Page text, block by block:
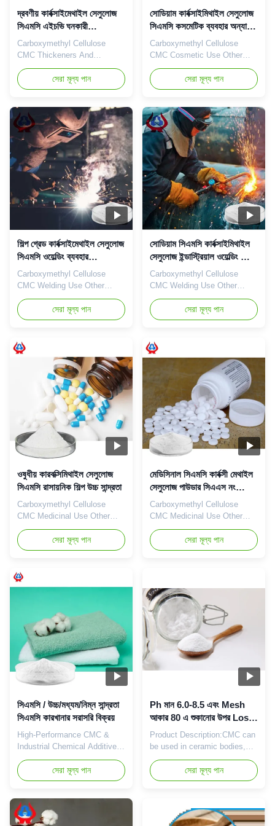
দ্রবণীয় কার্বক্সাইমেথাইল সেলুলোজ
সিএমসি এইচভি ঘনকারী
স্থিতিস্থাপক
Carboxymethyl Cellulose
CMC Thickeners And
Stabilizers High Purity And
Active Matter What is CMC?
CMC is a water soluble
high commercial value
because it • Reduces fluidity
of water, • Keeps the solids
as suspension in aqueous
environment, • Is humectant,
• Forms film...
সেরা মূল্য পান
সোডিয়াম কার্বক্সাইমিথাইল সেলুলোজ
সিএমসি কসমেটিক ব্যবহার অন্যান্য
শিল্প গ্রেড
Carboxymethyl Cellulose
CMC Cosmetic Use Other
Industrial Grade Our
advantages: Dongying
Linguang New Materials
located in Dongying City,
Shandong Province (now the
Yellow River Delta Agricultural
High-tech Industrial
Demonstration Zone), a
central city in the Yellow River
...
সেরা মূল্য পান
শিল্প গ্রেড কার্বক্সাইমেথাইল সেলুলোজ
সিএমসি ওয়েল্ডিং ব্যবহার
ISO9001
Carboxymethyl Cellulose
CMC Welding Use Other
Industrial Grade Our
advantages: Qingdao
Linguang Biotechnology Co.,
It is a high-tech enterprise
specializing in the research
and development, production,
sales and service of sodium
carboxymethylcellulose
(CMC) and ...
সেরা মূল্য পান
সোডিয়াম সিএমসি কার্বক্সাইমিথাইল
সেলুলোজ ইন্ডাস্ট্রিয়াল ওয়েল্ডিং গ্রেড
সিএমসি
Carboxymethyl Cellulose
CMC Welding Use Other
Industrial Grade Our
advantages: The "Linguang"
brand CMC independently
with high viscosity, high
degree of substitution and
high mesh permeability has
become a well-known brand in
domestic and foreign markets.
The product uses ...
সেরা মূল্য পান
ওষুধীয় কারবক্সিমিথাইল সেলুলোজ
সিএমসি রাসায়নিক শিল্প উচ্চ সান্দ্রতা
Carboxymethyl Cellulose
CMC Medicinal Use Other
Industrial Grade Our
advantages: Qingdao
Linguang Biotechnology Co.,
It is a high-tech enterprise
specializing in the research
sales and service of sodium
carboxymethylcellulose
(CMC) and ...
সেরা মূল্য পান
মেডিসিনাল সিএমসি কার্বক্সী মেথাইল
সেলুলোজ পাউডার সিএএস নং
৯০০৪-৪২-৪
Carboxymethyl Cellulose
CMC Medicinal Use Other
Industrial Grade Our
advantages: 1. Professional
R&D center with strong
research of various cellulase
products with an annual
output of 20,000 tons of
sodium
carboxymethylcellulose
(CMC). 2. Strictly ...
সেরা মূল্য পান
সিএমসি / উচ্চ/মধ্যম/নিম্ন সান্দ্রতা
সিএমসি কারখানার সরাসরি বিক্রয়
High-Performance CMC &
Industrial Chemical Additives
Our Sodium Carboxymethyl
Cellulose (CMC) and
specialized chemical
rheological control, thickening,
and stabilizing solutions for
সেরা মূল্য পান
Ph মান 6.0-8.5 এবং Mesh
আকার 80 এ শুকানোর উপর Loss
সঙ্গে সর্বোত্তম শুকানোর কর্মক্ষমতা
Product Description:CMC can
be used in ceramic bodies,
glazes and flower glazes. The
use of CMC in ceramic green
body can increase the
increase the flexural strength
সেরা মূল্য পান